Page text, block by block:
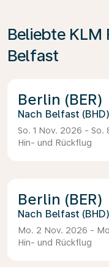
Beliebte KLM
Belfast
Berlin (BER)
Belfast (BHD)
So. 1 Nov. 2026 - So.
Hin- und Rückflug
Berlin (BER)
Belfast (BHD)
Mo. 2 Nov. 2026 -
Hin- und Rückflug